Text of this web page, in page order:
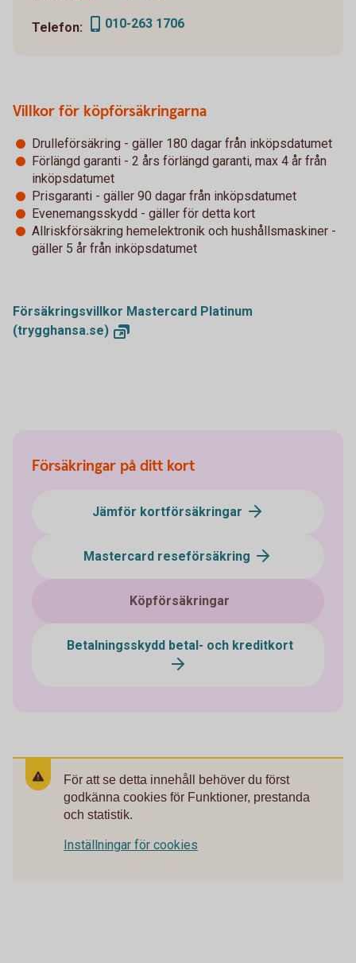
Telefon: 010-263 1706
Villkor för köpförsäkringarna
Drulleförsäkring - gäller 180 dagar från inköpsdatumet
Förlängd garanti - 2 års förlängd garanti, max 4 år från
inköpsdatumet
Prisgaranti - gäller 90 dagar från inköpsdatumet
Evenemangsskydd - gäller för detta kort
Allriskförsäkring hemelektronik och hushållsmaskiner -
gäller 5 år från inköpsdatumet
Försäkringsvillkor Mastercard Platinum
(trygghansa.se)
Försäkringar på ditt kort
Jämför kortförsäkringar
Mastercard reseförsäkring
Köpförsäkringar
Betalningsskydd betal- och kreditkort
För att se detta innehåll behöver du först
godkänna cookies för Funktioner, prestanda
och statistik.
Inställningar för cookies